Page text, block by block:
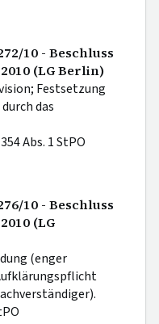
10 - Beschluss
(LG Berlin)
Festsetzung
das
Abs. 1 StPO
10 - Beschluss
(LG
(enger